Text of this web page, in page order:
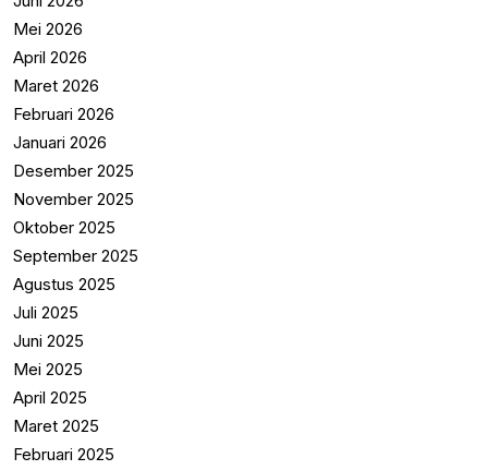
Mei 2026
April 2026
Maret 2026
Februari 2026
Januari 2026
Desember 2025
November 2025
Oktober 2025
September 2025
Agustus 2025
Juli 2025
Juni 2025
Mei 2025
April 2025
Maret 2025
Februari 2025